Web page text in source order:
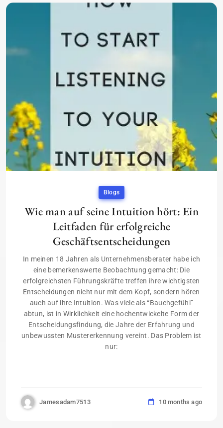
Blogs
Wie man auf seine Intuition hört: Ein
Leitfaden für erfolgreiche
Geschäftsentscheidungen
In meinen 18 Jahren als Unternehmensberater habe ich
eine bemerkenswerte Beobachtung gemacht: Die
erfolgreichsten Führungskräfte treffen ihre wichtigsten
Entscheidungen nicht nur mit dem Kopf, sondern hören
auch auf ihre Intuition. Was viele als “Bauchgefühl”
abtun, ist in Wirklichkeit eine hochentwickelte Form der
Entscheidungsfindung, die Jahre der Erfahrung und
unbewussten Mustererkennung vereint. Das Problem ist
nur:
Jamesadam7513 10 months ago